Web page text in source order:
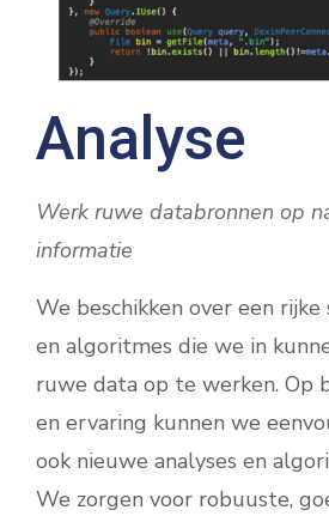
Analyse
Werk ruwe databronnen op
informatie
We beschikken over een rijke
en algoritmes die we in
ruwe data op te werken. Op
en ervaring kunnen we
ook nieuwe analyses en
We zorgen voor robuuste,